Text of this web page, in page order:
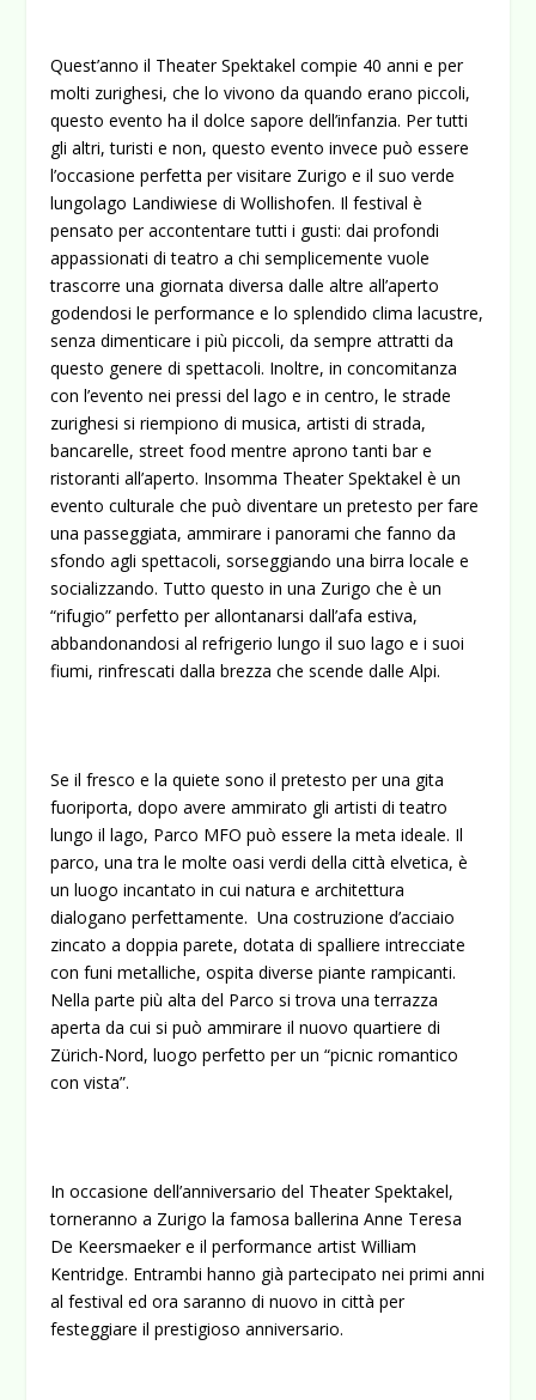
Quest’anno il Theater Spektakel compie 40 anni e per
molti zurighesi, che lo vivono da quando erano piccoli,
questo evento ha il dolce sapore dell’infanzia. Per tutti
gli altri, turisti e non, questo evento invece può essere
l’occasione perfetta per visitare Zurigo e il suo verde
lungolago Landiwiese di Wollishofen. Il festival è
pensato per accontentare tutti i gusti: dai profondi
appassionati di teatro a chi semplicemente vuole
trascorre una giornata diversa dalle altre all’aperto
godendosi le performance e lo splendido clima lacustre,
senza dimenticare i più piccoli, da sempre attratti da
questo genere di spettacoli. Inoltre, in concomitanza
con l’evento nei pressi del lago e in centro, le strade
zurighesi si riempiono di musica, artisti di strada,
bancarelle, street food mentre aprono tanti bar e
ristoranti all’aperto. Insomma Theater Spektakel è un
evento culturale che può diventare un pretesto per fare
una passeggiata, ammirare i panorami che fanno da
sfondo agli spettacoli, sorseggiando una birra locale e
socializzando. Tutto questo in una Zurigo che è un
“rifugio” perfetto per allontanarsi dall’afa estiva,
abbandonandosi al refrigerio lungo il suo lago e i suoi
fiumi, rinfrescati dalla brezza che scende dalle Alpi.
Se il fresco e la quiete sono il pretesto per una gita
fuoriporta, dopo avere ammirato gli artisti di teatro
lungo il lago, Parco MFO può essere la meta ideale. Il
parco, una tra le molte oasi verdi della città elvetica, è
un luogo incantato in cui natura e architettura
dialogano perfettamente. Una costruzione d’acciaio
zincato a doppia parete, dotata di spalliere intrecciate
con funi metalliche, ospita diverse piante rampicanti.
Nella parte più alta del Parco si trova una terrazza
aperta da cui si può ammirare il nuovo quartiere di
Zürich-Nord, luogo perfetto per un “picnic romantico
con vista”.
In occasione dell’anniversario del Theater Spektakel,
torneranno a Zurigo la famosa ballerina Anne Teresa
De Keersmaeker e il performance artist William
Kentridge. Entrambi hanno già partecipato nei primi anni
al festival ed ora saranno di nuovo in città per
festeggiare il prestigioso anniversario.